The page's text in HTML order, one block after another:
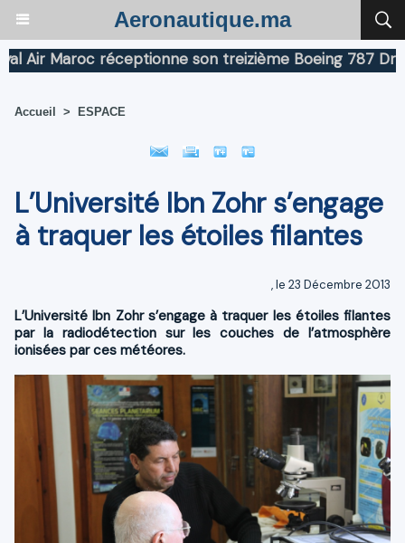
Aeronautique.ma
Maroc réceptionne son treizième Boeing 787
Accueil > ESPACE
L’Université Ibn Zohr s’engage
à traquer les étoiles filantes
, le 23 Décembre 2013
L’Université Ibn Zohr s’engage à traquer les étoiles filantes
par la radiodétection sur les couches de l’atmosphère
ionisées par ces météores.